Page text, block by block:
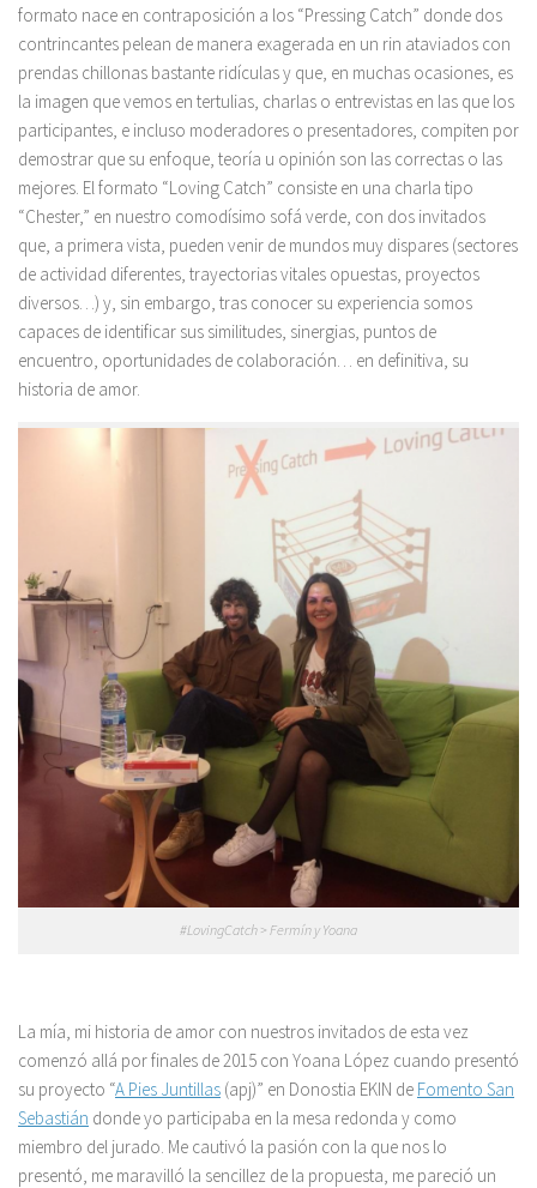
formato nace en contraposición a los “Pressing Catch” donde dos
contrincantes pelean de manera exagerada en un rin ataviados con
prendas chillonas bastante ridículas y que, en muchas ocasiones, es
la imagen que vemos en tertulias, charlas o entrevistas en las que los
participantes, e incluso moderadores o presentadores, compiten por
demostrar que su enfoque, teoría u opinión son las correctas o las
mejores. El formato “Loving Catch” consiste en una charla tipo
“Chester,” en nuestro comodísimo sofá verde, con dos invitados
que, a primera vista, pueden venir de mundos muy dispares (sectores
de actividad diferentes, trayectorias vitales opuestas, proyectos
diversos…) y, sin embargo, tras conocer su experiencia somos
capaces de identificar sus similitudes, sinergias, puntos de
encuentro, oportunidades de colaboración… en definitiva, su
historia de amor.
#LovingCatch > Fermín y Yoana
La mía, mi historia de amor con nuestros invitados de esta vez
comenzó allá por finales de 2015 con Yoana López cuando presentó
su proyecto “A Pies Juntillas (apj)” en Donostia EKIN de Fomento San
Sebastián donde yo participaba en la mesa redonda y como
miembro del jurado. Me cautivó la pasión con la que nos lo
presentó, me maravilló la sencillez de la propuesta, me pareció un